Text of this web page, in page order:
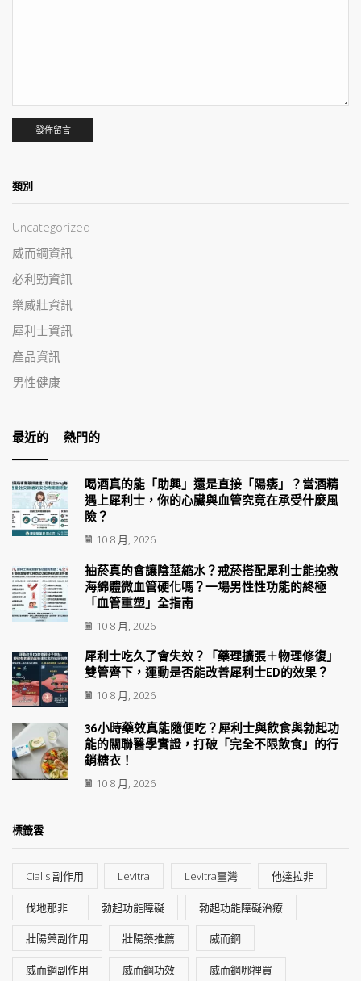
類別
Uncategorized
威而鋼資訊
必利勁資訊
樂威壯資訊
犀利士資訊
產品資訊
男性健康
最近的 熱門的
喝酒真的能「助興」還是直接「陽痿」？當酒精
遇上犀利士，你的心臟與血管究竟在承受什麼風
險？
10 8 月, 2026
抽菸真的會讓陰莖縮水？戒菸搭配犀利士能挽救
海綿體微血管硬化嗎？一場男性性功能的終極
「血管重塑」全指南
10 8 月, 2026
犀利士吃久了會失效？「藥理擴張＋物理修復」
雙管齊下，運動是否能改善犀利士ED的效果？
10 8 月, 2026
36小時藥效真能隨便吃？犀利士與飲食與勃起功
能的關聯醫學實證，打破「完全不限飲食」的行
銷糖衣！
10 8 月, 2026
標籤雲
Cialis 副作用 Levitra Levitra臺灣 他達拉非
伐地那非 勃起功能障礙 勃起功能障礙治療
壯陽藥副作用 壯陽藥推薦 威而鋼
威而鋼副作用 威而鋼功效 威而鋼哪裡買